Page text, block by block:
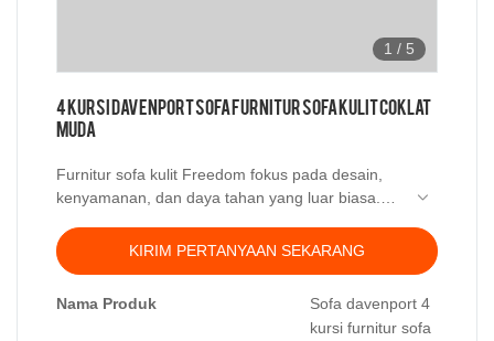
1 / 5
4 Kursi Davenport Sofa Furnitur Sofa Kulit Coklat
Muda
Furnitur sofa kulit Freedom fokus pada desain,
kenyamanan, dan daya tahan yang luar biasa.
dibuat oleh perusahaan furnitur sofa Foshan
Kabasa. Jika Anda adalah importir atau distributor
hubungi kami segera.
KIRIM PERTANYAAN SEKARANG
Nama Produk
Sofa davenport 4
kursi furnitur sofa